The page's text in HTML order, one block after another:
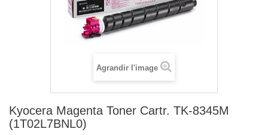
Agrandir l'image
Kyocera Magenta Toner Cartr. TK-8345M
(1T02L7BNL0)